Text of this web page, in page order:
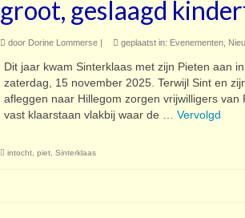
groot, geslaagd
door Dorine Lommerse| geplaatst in: Evenementen,
Dit jaar kwam Sinterklaas met zijn Pieten aan
zaterdag, 15 november 2025. Terwijl Sint en
afleggen naar Hillegom zorgen vrijwilligers van
vast klaarstaan vlakbij waar de … Vervolgd
intocht, piet, Sinterklaas